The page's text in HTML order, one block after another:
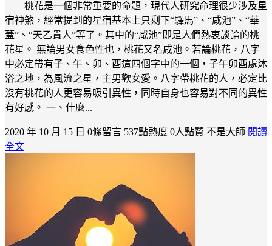
桃花是一個非常重要的命題，現代人研究命理很少涉及星
宿神煞，經常提到的星宿基本上只剩下“驛馬”、“咸池”、“華
蓋”、“天乙貴人”等了。其中的“咸池”即是人們熱衷談論的桃
花星。 無論男女食色性也，桃花又名咸池。若論桃花，八字
中必定帶有子、午、卯、酉這四個字中的一個，子午卯酉處沐
浴之地，為風流之星，主男歡女愛。八字帶桃花的人，必定比
沒有桃花的人更容易吸引異性，同時自身也容易對不同的異性
有好感。 一、什麼...
2020 年 10 月 15 日 0條留言 537點熱度 0人點贊 不是大師 閱讀
全文